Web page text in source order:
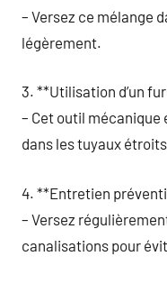
– Versez ce mélange
légèrement.
3. **Utilisation d’un
– Cet outil
dans les tuyaux
4. **Entretien
– Versez
canalisations pour